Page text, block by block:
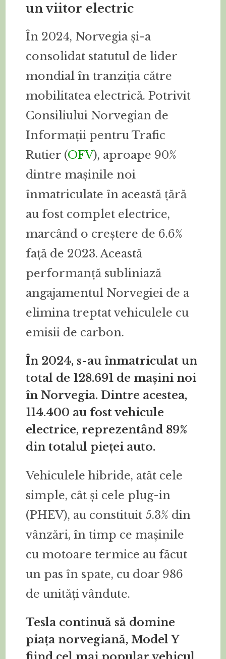
un viitor electric
În 2024, Norvegia și-a
consolidat statutul de lider
mondial în tranziția către
mobilitatea electrică. Potrivit
Consiliului Norvegian de
Informații pentru Trafic
Rutier (OFV), aproape 90%
dintre mașinile noi
înmatriculate în această țără
au fost complet electrice,
marcând o creștere de 6.6%
față de 2023. Această
performanță subliniază
angajamentul Norvegiei de a
elimina treptat vehiculele cu
emisii de carbon.
În 2024, s-au înmatriculat un
total de 128.691 de mașini noi
în Norvegia. Dintre acestea,
114.400 au fost vehicule
electrice, reprezentând 89%
din totalul pieței auto.
Vehiculele hibride, atât cele
simple, cât și cele plug-in
(PHEV), au constituit 5.3% din
vânzări, în timp ce mașinile
cu motoare termice au făcut
un pas în spate, cu doar 986
de unități vândute.
Tesla continuă să domine
piața norvegiană, Model Y